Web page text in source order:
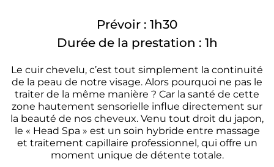
Prévoir : 1h30
Durée de la prestation : 1h
Le cuir chevelu, c’est tout simplement la continuité
de la peau de notre visage. Alors pourquoi ne pas le
traiter de la même manière ? Car la santé de cette
zone hautement sensorielle influe directement sur
la beauté de nos cheveux. Venu tout droit du japon,
le « Head Spa » est un soin hybride entre massage
et traitement capillaire professionnel, qui offre un
moment unique de détente totale.